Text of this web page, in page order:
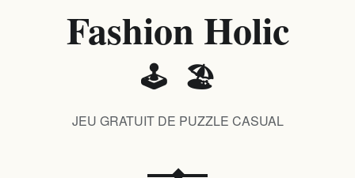
Fashion Holic
🕹️ 🏖️
JEU GRATUIT DE PUZZLE CASUAL